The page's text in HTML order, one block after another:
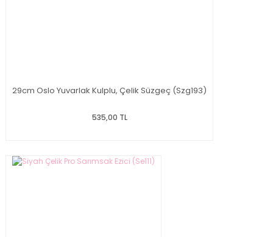
29cm Oslo Yuvarlak Kulplu, Çelik Süzgeç (Szg193)
535,00 TL